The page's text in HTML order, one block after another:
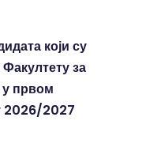
који су
за
првом
2026/2027